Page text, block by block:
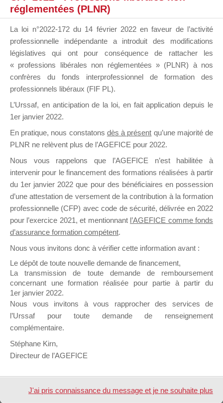
avant le début de
aux Points d’Accueil d’accomplir leurs
missions, il est conseillé de procéder à
ce dépôt au moins un mois avant le
début de l’action.
9
Lorsque le dossier n’est pas
complet,l’AGEFICE vous adresse une
demande de pièces complémentaires
listant les pièces manquantes. Après
trois relances restées infructueuses,
l’AGEFICE procède aux
désengagements des dossiers et ceux-
ci sont clôturés.
9
de la demande initiale de
financement
d’action de formation.
9
La demande de prise en charge, la
convention de formation, les feuilles
présence et tout document portant la
aux contrôles relatifs à l’origine de la
demande ainsi qu’au suivi de l’action
réglementées (PLNR)
La loi n°2022-172 du 14 février 2022 en faveur de l’activité
professionnelle indépendante a introduit des modifications
législatives qui ont pour conséquence de rattacher les
« professions libérales non réglementées » (PLNR) à nos
confrères du fonds interprofessionnel de formation des
professionnels libéraux (FIF PL).
L’Urssaf, en anticipation de la loi, en fait application depuis le
1er janvier 2022.
En pratique, nous constatons dès à présent qu’une majorité de
PLNR ne relèvent plus de l’AGEFICE pour 2022.
Nous vous rappelons que l’AGEFICE n’est habilitée à
intervenir pour le financement des formations réalisées à partir
du 1er janvier 2022 que pour des bénéficiaires en possession
d’une attestation de versement de la contribution à la formation
professionnelle (CFP) avec code de sécurité, délivrée en 2022
pour l’exercice 2021, et mentionnant l’AGEFICE comme fonds
d’assurance formation compétent.
Nous vous invitons donc à vérifier cette information avant :
Le dépôt de toute nouvelle demande de financement,
La transmission de toute demande de remboursement
concernant une formation réalisée pour partie à partir du
1er janvier 2022.
Nous vous invitons à vous rapprocher des services de
l’Urssaf pour toute demande de renseignement
complémentaire.
Stéphane Kirn,
Directeur de l’AGEFICE
J'ai pris connaissance du message et je ne souhaite plus